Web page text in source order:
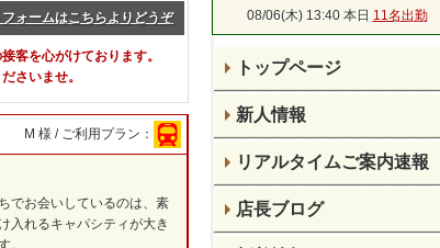
ォームはこちらよりどうぞ
客を心がけております。
さいませ。
M 様 / ご利用プラン：
でお会いしているのは、素
入れるキャパシティが大き
。
08/06(木) 13:40 本日 11名出勤
トップページ
新人情報
リアルタイムご案内速報
店長ブログ